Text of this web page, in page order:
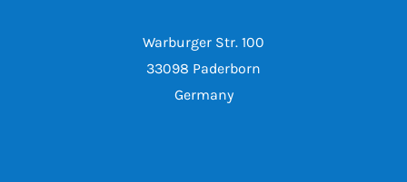
Warburger Str. 100
33098 Paderborn
Germany